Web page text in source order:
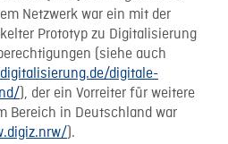
Netzwerk war ein mit der
Prototyp zu Digitalisierung
(siehe auch
digitale-
), der ein Vorreiter für weitere
Bereich in Deutschland war
).